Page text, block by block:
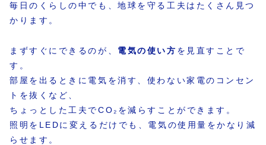
毎日のくらしの中でも、地球を守る工夫はたくさん見つ
かります。
まずすぐにできるのが、 電気の使い方 を見直すことで
す。
部屋を出るときに電気を消す、使わない家電のコンセン
トを抜くなど、
ちょっとした工夫でCO₂を減らすことができます。
照明をLEDに変えるだけでも、電気の使用量をかなり減
らせます。